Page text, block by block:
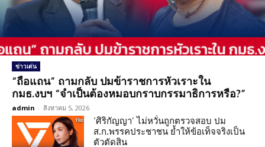
ข่าวเด่น
“ถือแถน” ถามกลับ ปมข้าราชการหัวเราะใน
กมธ.งบฯ “จำเป็นต้องหมอบกราบกรรมาธิการหรือ?”
admin - สิงหาคม 5, 2026
‘ศิริกัญญา’ ไม่หวั่นถูกตรวจสอบ ปม
ส.ก.พรรคประชาชน ย้ำให้ข้อเท็จจริงเป็น
ตัวตัดสิน